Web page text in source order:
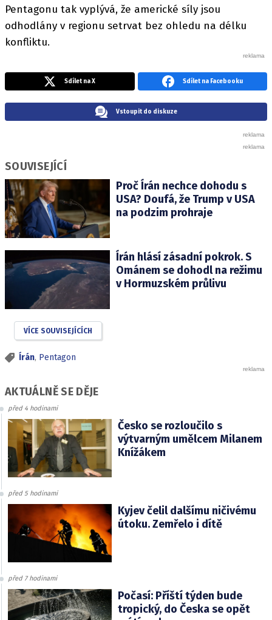
Pentagonu tak vyplývá, že americké síly jsou
odhodlány v regionu setrvat bez ohledu na délku
konfliktu.
Sdílet na X Sdílet na Facebooku
Vstoupit do diskuze
SOUVISEJÍCÍ
Proč Írán nechce dohodu s
USA? Doufá, že Trump v USA
na podzim prohraje
Írán hlásí zásadní pokrok. S
Ománem se dohodl na režimu
v Hormuzském průlivu
VÍCE SOUVISEJÍCÍCH
Írán, Pentagon
AKTUÁLNĚ SE DĚJE
před 4 hodinami
Česko se rozloučilo s
výtvarným umělcem Milanem
Knížákem
před 5 hodinami
Kyjev čelil dalšímu ničivému
útoku. Zemřelo i dítě
před 7 hodinami
Počasí: Příští týden bude
tropický, do Česka se opět